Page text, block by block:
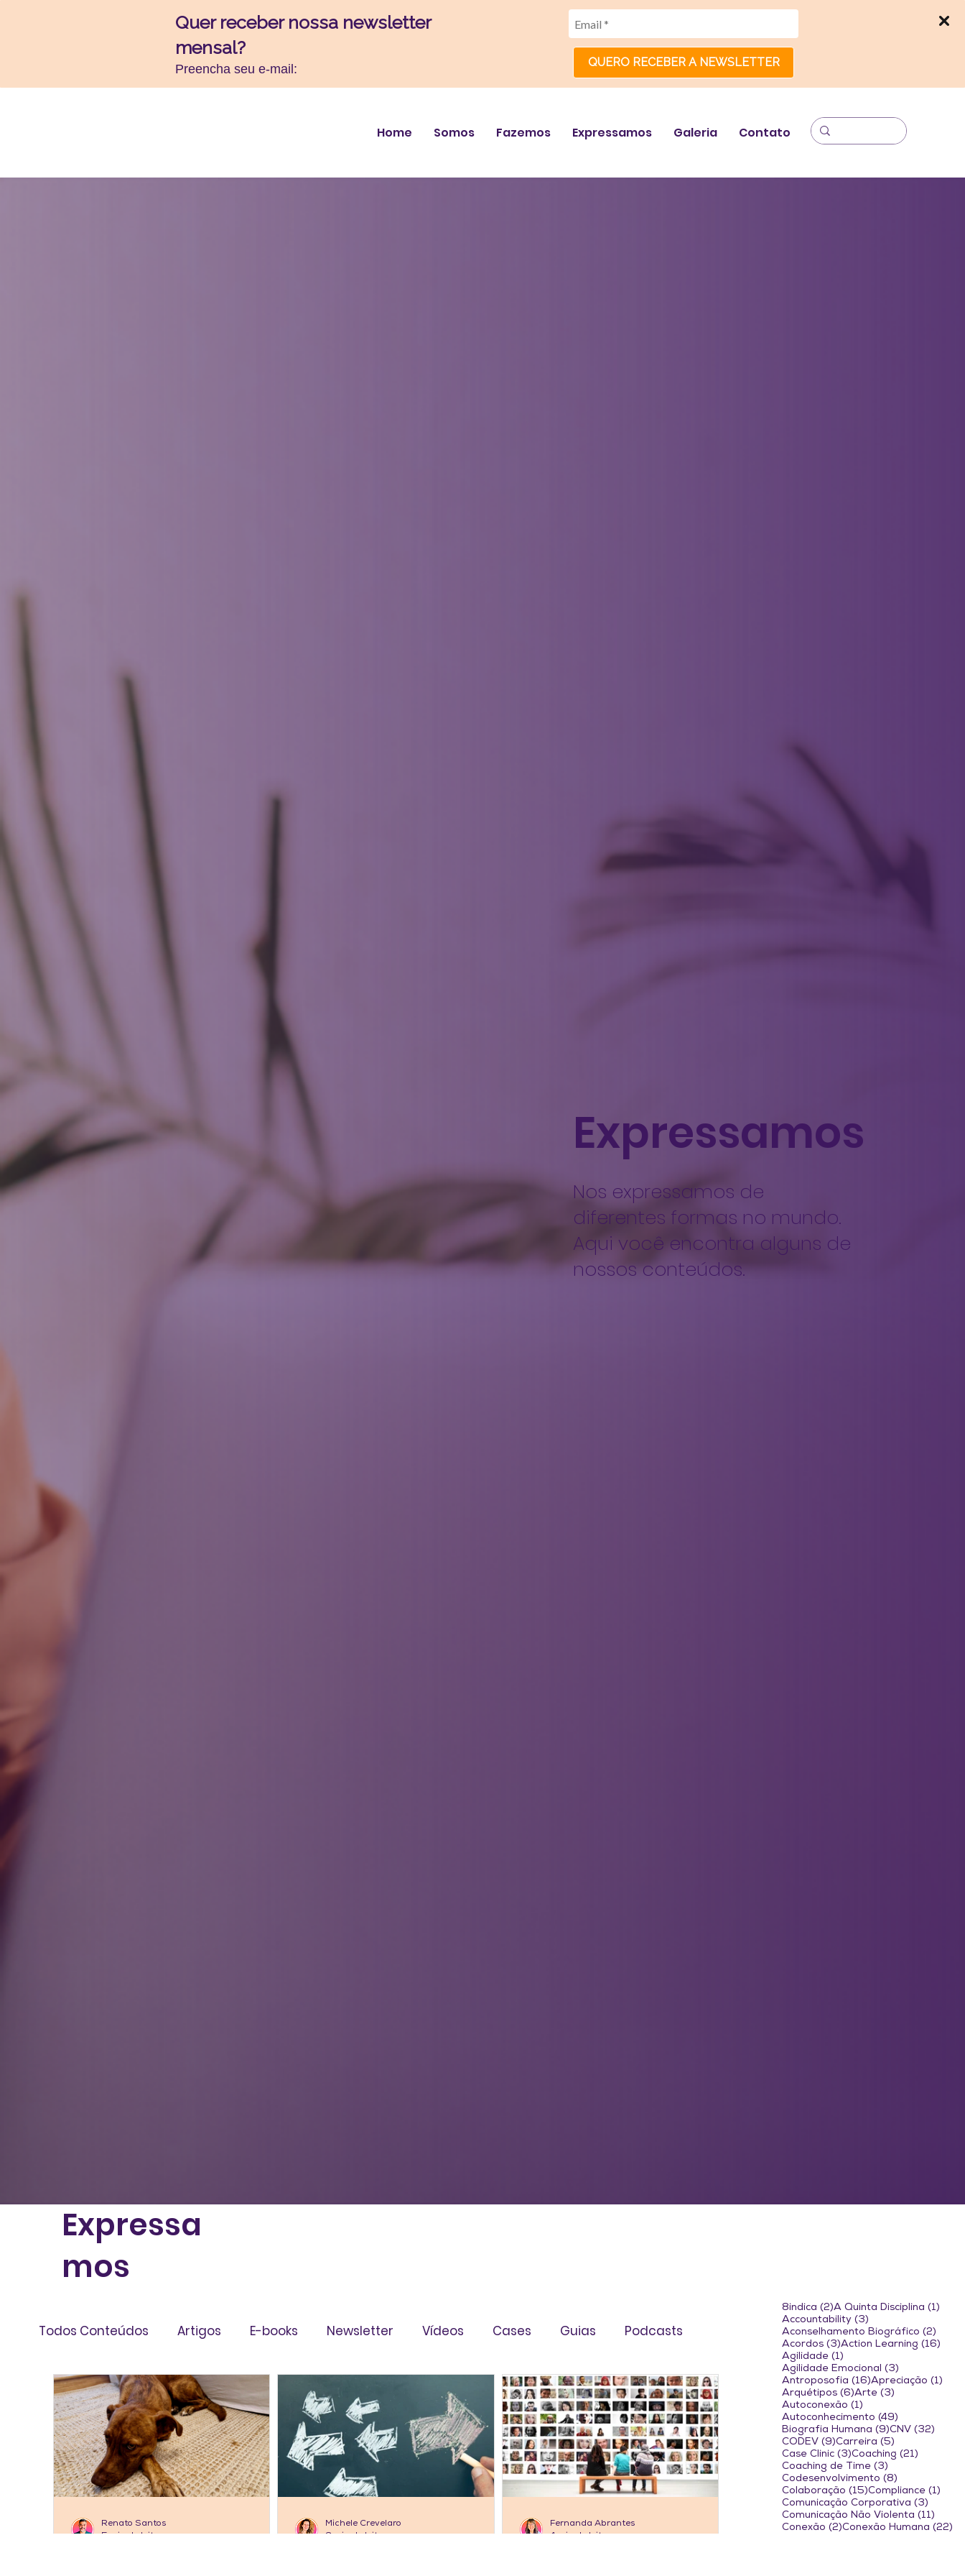
Quer receber nossa newsletter
mensal?
Preencha seu e-mail: QUERO RECEBER A NEWSLETTER
Home Somos Fazemos Expressamos Galeria Contato
Todos Conteúdos Artigos E-books Newsletter Vídeos Cases Guias Podcasts
Livros Infográficos
Renato Santos
5 min de leitura
Michele Crevelaro
6 min de leitura
Fernanda Abrantes
4 min de leitura
8indica (2)2 posts
A Quinta Disciplina (1)1
Accountability (3)3 posts
Aconselhamento Biográfico (2)2
Acordos (3)3 posts
Action Learning (16)16
Agilidade (1)1 post
Agilidade Emocional (3)3 posts
Antroposofia (16)16 posts
Apreciação (1)1
Arquétipos (6)6 posts
Arte (3)3 posts
Autoconexão (1)1 post
Autoconhecimento (49)49 posts
Biografia Humana (9)9 posts
CNV (32)32
CODEV (9)9 posts
Carreira (5)5 posts
Case Clinic (3)3 posts
Coaching (21)21 posts
Coaching de Time (3)3 posts
Codesenvolvimento (8)8 posts
Colaboração (15)15 posts
Compliance (1)1
Comunicação Corporativa (3)3 posts
Comunicação Não Violenta (11)11
Conexão (2)2 posts
Conexão Humana (22)
Expressa
mos
Expressamos
Nos expressamos de
diferentes formas no mundo.
Aqui você encontra alguns de
nossos conteúdos.